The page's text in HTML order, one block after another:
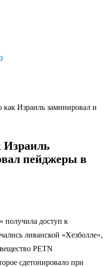
как Израиль заминировал и
Израиль
пейджеры в
получила доступ к
ливанской «Хезболле»,
PETN
сдетонировало при